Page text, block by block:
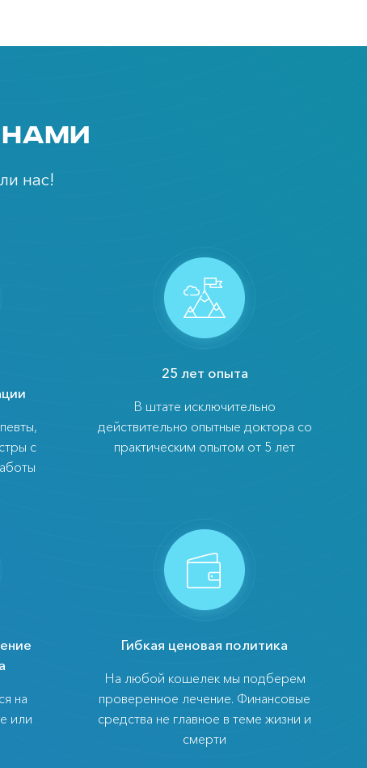
нас!
с
25 лет опыта
В штате исключительно
действительно опытные доктора со
практическим опытом от 5 лет
на
или
Гибкая ценовая политика
На любой кошелек мы подберем
проверенное лечение. Финансовые
средства не главное в теме жизни и
смерти